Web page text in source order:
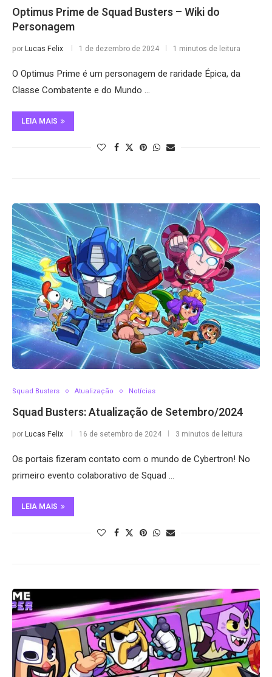
Optimus Prime de Squad Busters – Wiki do
Personagem
porLucas Felix 1 de dezembro de 2024 1 minutos de leitura
O Optimus Prime é um personagem de raridade Épica, da
Classe Combatente e do Mundo …
LEIA MAIS
Squad Busters Atualização Notícias
Squad Busters: Atualização de Setembro/2024
porLucas Felix 16 de setembro de 2024 3 minutos de leitura
Os portais fizeram contato com o mundo de Cybertron! No
primeiro evento colaborativo de Squad …
LEIA MAIS